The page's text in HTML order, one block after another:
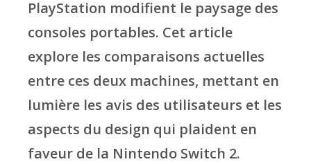
PlayStation modifient le paysage des
consoles portables. Cet article
explore les comparaisons actuelles
entre ces deux machines, mettant en
lumière les avis des utilisateurs et les
aspects du design qui plaident en
faveur de la Nintendo Switch 2.